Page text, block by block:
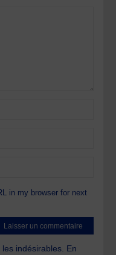
in my browser for next
indésirables. En